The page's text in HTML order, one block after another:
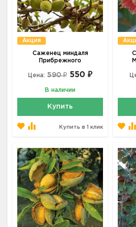
Акция
Саженец миндаля
Прибрежного
Цена: 590 ₽ 550 ₽
В наличии
Купить
Купить в 1 клик